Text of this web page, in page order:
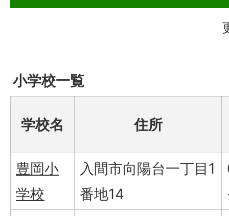
小学校一覧
学校名 住所
豊岡小
学校
入間市向陽台一丁目1
番地14